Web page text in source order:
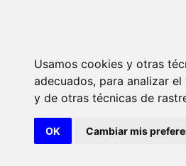
Usamos cookies y otras
adecuados, para analizar
y de otras técnicas de
OK Cambiar mis